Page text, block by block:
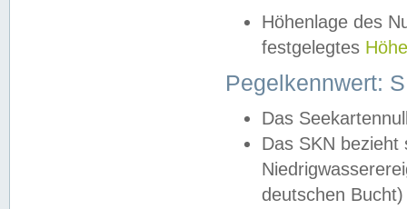
Höhenlage des
festgelegtes
Pegelkennwert:
Das
Das SKN
deutschen